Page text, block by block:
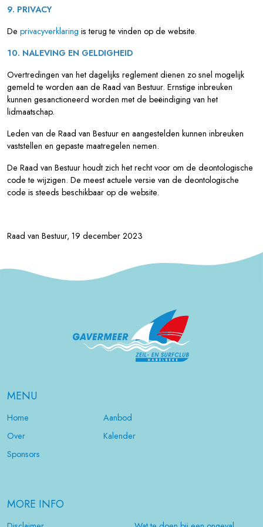
9. PRIVACY
De privacyverklaring is terug te vinden op de website.
10. NALEVING EN GELDIGHEID
Overtredingen van het dagelijks reglement dienen zo snel mogelijk
gemeld te worden aan de Raad van Bestuur. Ernstige inbreuken
kunnen gesanctioneerd worden met de beëindiging van het
lidmaatschap.
Leden van de Raad van Bestuur en aangestelden kunnen inbreuken
vaststellen en gepaste maatregelen nemen.
De Raad van Bestuur houdt zich het recht voor om de deontologische
code te wijzigen. De meest actuele versie van de deontologische
code is steeds beschikbaar op de website.
Raad van Bestuur, 19 december 2023
MENU
Home
Aanbod
Over
Kalender
Sponsors
MORE INFO